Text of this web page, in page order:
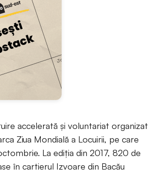
accelerată și voluntariat organizat
Ziua Mondială a Locuirii, pe care
La ediția din 2017, 820 de
în cartierul Izvoare din Bacău